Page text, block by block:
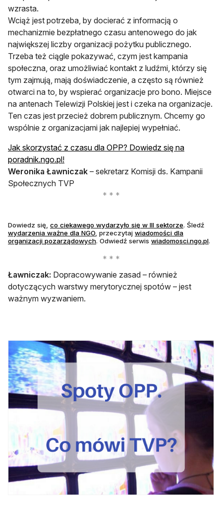
wzrasta.
Wciąż jest potrzeba, by docierać z informacją o
mechanizmie bezpłatnego czasu antenowego do jak
największej liczby organizacji pożytku publicznego.
Trzeba też ciągle pokazywać, czym jest kampania
społeczna, oraz umożliwiać kontakt z ludźmi, którzy się
tym zajmują, mają doświadczenie, a często są również
otwarci na to, by wspierać organizacje pro bono. Miejsce
na antenach Telewizji Polskiej jest i czeka na organizacje.
Ten czas jest przecież dobrem publicznym. Chcemy go
wspólnie z organizacjami jak najlepiej wypełniać.
Jak skorzystać z czasu dla OPP? Dowiedz się na
poradnik.ngo.pl!otwiera się w nowej karcie
Weronika Ławniczak – sekretarz Komisji ds. Kampanii
Społecznych TVP
Dowiedz się, co ciekawego wydarzyło się w III sektorze. Śledź
wydarzenia ważne dla NGO, przeczytaj wiadomości dla
organizacji pozarządowych. Odwiedź serwis wiadomosci.ngo.pl.
Ławniczak: Dopracowywanie zasad – również
dotyczących warstwy merytorycznej spotów – jest
ważnym wyzwaniem.